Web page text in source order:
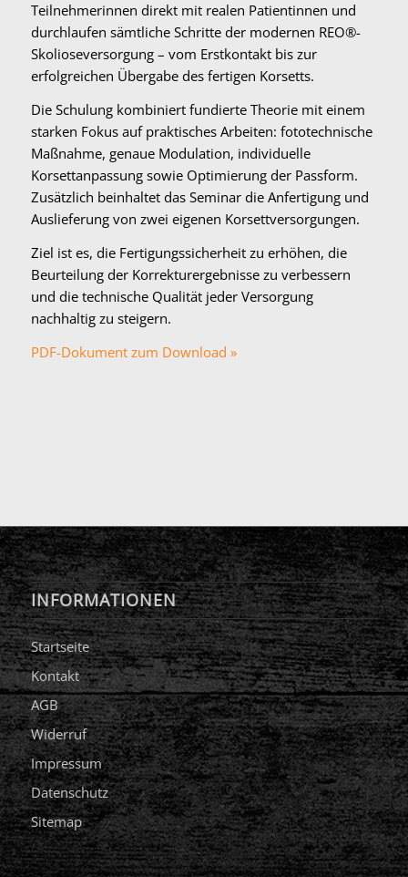
Teilnehmerinnen direkt mit realen Patientinnen und
durchlaufen sämtliche Schritte der modernen REO®-
Skolioseversorgung – vom Erstkontakt bis zur
erfolgreichen Übergabe des fertigen Korsetts.
Die Schulung kombiniert fundierte Theorie mit einem
starken Fokus auf praktisches Arbeiten: fototechnische
Maßnahme, genaue Modulation, individuelle
Korsettanpassung sowie Optimierung der Passform.
Zusätzlich beinhaltet das Seminar die Anfertigung und
Auslieferung von zwei eigenen Korsettversorgungen.
Ziel ist es, die Fertigungssicherheit zu erhöhen, die
Beurteilung der Korrekturergebnisse zu verbessern
und die technische Qualität jeder Versorgung
nachhaltig zu steigern.
PDF-Dokument zum Download »
INFORMATIONEN
Startseite
Kontakt
AGB
Widerruf
Impressum
Datenschutz
Sitemap